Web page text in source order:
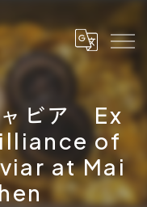
ャビア Ex
of
at Mai